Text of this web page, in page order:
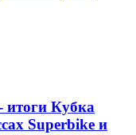
Кубка
Superbike и